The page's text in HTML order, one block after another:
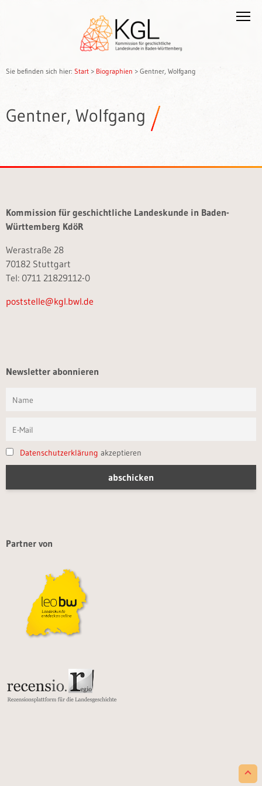
Sie befinden sich hier: Start > Biographien > Gentner, Wolfgang
Gentner, Wolfgang
Kommission für geschichtliche Landeskunde in Baden-
Württemberg KdöR
Werastraße 28
70182 Stuttgart
Tel: 0711 21829112-0
poststelle@kgl.bwl.de
Newsletter abonnieren
Datenschutzerklärung akzeptieren
Partner von